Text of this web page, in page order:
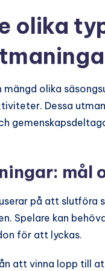
olika
mängd olika
Dessa
mål
på att slutföra
Spelare kan
för att lyckas.
att vinna lopp till